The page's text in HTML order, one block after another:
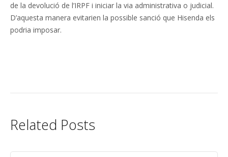
de la devolució de l’IRPF i iniciar la via administrativa o judicial.
D’aquesta manera evitarien la possible sanció que Hisenda els
podria imposar.
Related Posts